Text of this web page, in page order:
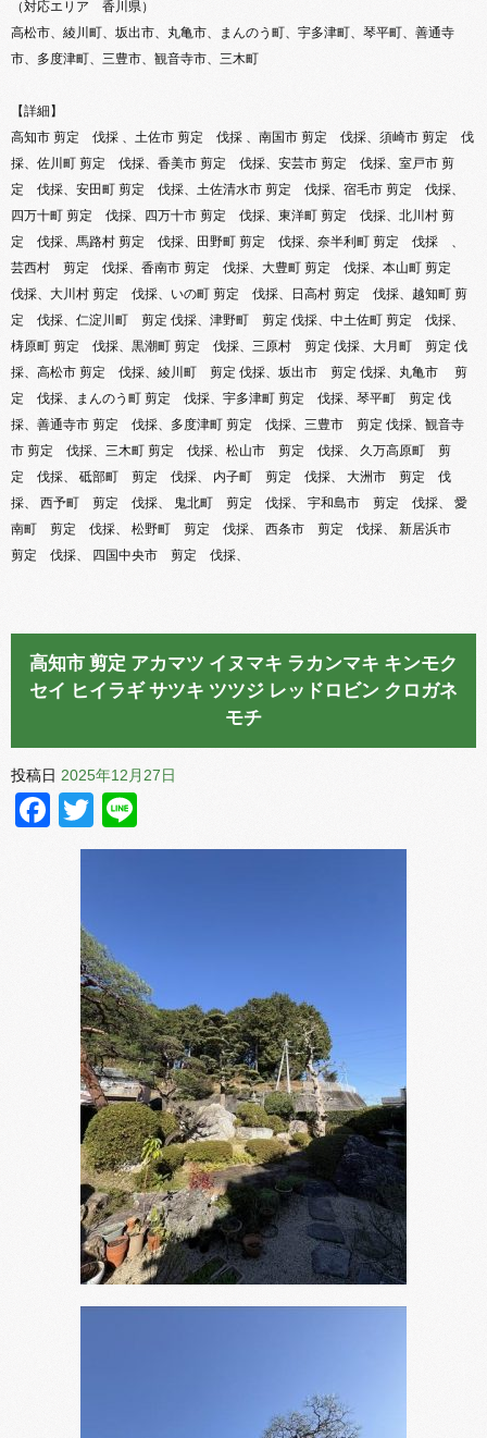
（対応エリア 香川県）
高松市、綾川町、坂出市、丸亀市、まんのう町、宇多津町、琴平町、善通寺
市、多度津町、三豊市、観音寺市、三木町
【詳細】
高知市 剪定 伐採 、土佐市 剪定 伐採 、南国市 剪定 伐採、須崎市 剪定 伐
採、佐川町 剪定 伐採、香美市 剪定 伐採、安芸市 剪定 伐採、室戸市 剪
定 伐採、安田町 剪定 伐採、土佐清水市 剪定 伐採、宿毛市 剪定 伐採、
四万十町 剪定 伐採、四万十市 剪定 伐採、東洋町 剪定 伐採、北川村 剪
定 伐採、馬路村 剪定 伐採、田野町 剪定 伐採、奈半利町 剪定 伐採 、
芸西村 剪定 伐採、香南市 剪定 伐採、大豊町 剪定 伐採、本山町 剪定
伐採、大川村 剪定 伐採、いの町 剪定 伐採、日高村 剪定 伐採、越知町 剪
定 伐採、仁淀川町 剪定 伐採、津野町 剪定 伐採、中土佐町 剪定 伐採、
梼原町 剪定 伐採、黒潮町 剪定 伐採、三原村 剪定 伐採、大月町 剪定 伐
採、高松市 剪定 伐採、綾川町 剪定 伐採、坂出市 剪定 伐採、丸亀市 剪
定 伐採、まんのう町 剪定 伐採、宇多津町 剪定 伐採、琴平町 剪定 伐
採、善通寺市 剪定 伐採、多度津町 剪定 伐採、三豊市 剪定 伐採、観音寺
市 剪定 伐採、三木町 剪定 伐採、松山市 剪定 伐採、 久万高原町 剪
定 伐採、 砥部町 剪定 伐採、 内子町 剪定 伐採、 大洲市 剪定 伐
採、 西予町 剪定 伐採、 鬼北町 剪定 伐採、 宇和島市 剪定 伐採、 愛
南町 剪定 伐採、 松野町 剪定 伐採、 西条市 剪定 伐採、 新居浜市
剪定 伐採、 四国中央市 剪定 伐採、
高知市 剪定 アカマツ イヌマキ ラカンマキ キンモク
セイ ヒイラギ サツキ ツツジ レッドロビン クロガネ
モチ
投稿日 2025年12月27日
Facebook
Twitter